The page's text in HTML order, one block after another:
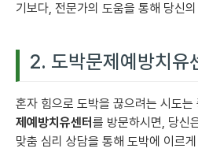
기보다, 전문가의 도움을 통해 당신
2. 도박문제예방치유
혼자 힘으로 도박을 끊으려는 시도
제예방치유센터 를 방문하시면, 당신
맞춤 심리 상담을 통해 도박에 이르